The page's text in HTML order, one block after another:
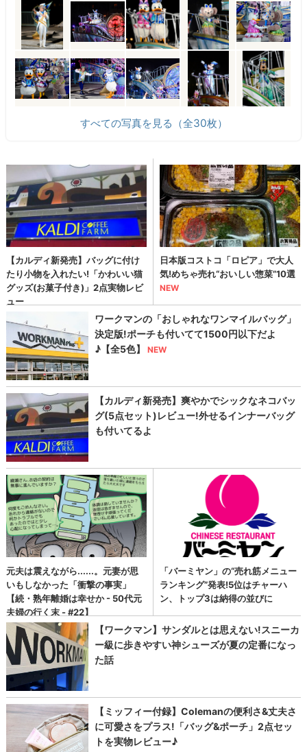
すべての写真を見る（全30枚）